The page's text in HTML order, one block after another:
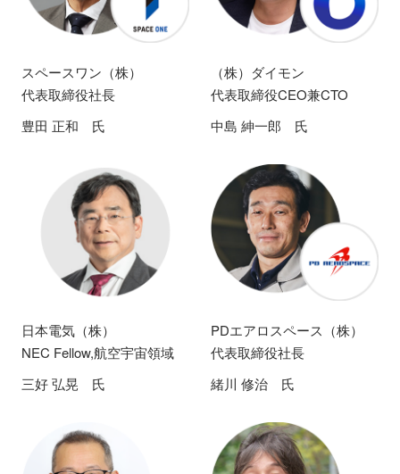
スペースワン（株）
代表取締役社長
豊田 正和 氏
（株）ダイモン
代表取締役CEO兼CTO
中島 紳一郎 氏
日本電気（株）
NEC Fellow,航空宇宙領域
三好 弘晃 氏
PDエアロスペース（株）
代表取締役社長
緒川 修治 氏